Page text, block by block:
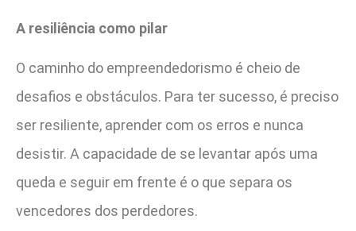
A resiliência como pilar
O caminho do empreendedorismo é cheio de
desafios e obstáculos. Para ter sucesso, é preciso
ser resiliente, aprender com os erros e nunca
desistir. A capacidade de se levantar após uma
queda e seguir em frente é o que separa os
vencedores dos perdedores.